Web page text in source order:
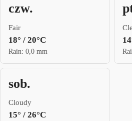
czw.
Fair
18° / 20°C
Rain: 0,0 mm
sob.
Cloudy
15° / 26°C